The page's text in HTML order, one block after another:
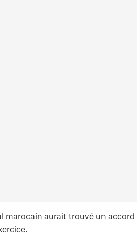
marocain aurait trouvé un accord